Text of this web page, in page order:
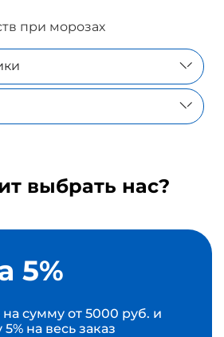
при морозах
выбрать нас?
5%
сумму от 5000 руб. и
на весь заказ